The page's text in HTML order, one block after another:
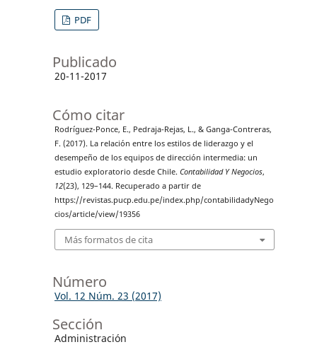
PDF
Publicado
20-11-2017
Cómo citar
Rodríguez-Ponce, E., Pedraja-Rejas, L., & Ganga-Contreras,
F. (2017). La relación entre los estilos de liderazgo y el
desempeño de los equipos de dirección intermedia: un
estudio exploratorio desde Chile. Contabilidad Y Negocios,
12(23), 129–144. Recuperado a partir de
https://revistas.pucp.edu.pe/index.php/contabilidadyNego
cios/article/view/19356
Más formatos de cita
Número
Vol. 12 Núm. 23 (2017)
Sección
Administración